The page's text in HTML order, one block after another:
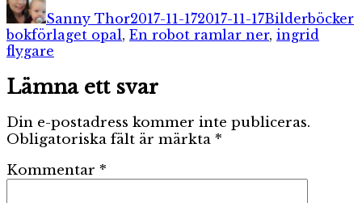
Sanny Thor2017-11-172017-11-17Bilderböcker
bokförlaget opal, En robot ramlar ner, ingrid
flygare
Lämna ett svar
Din e-postadress kommer inte publiceras.
Obligatoriska fält är märkta *
Kommentar *